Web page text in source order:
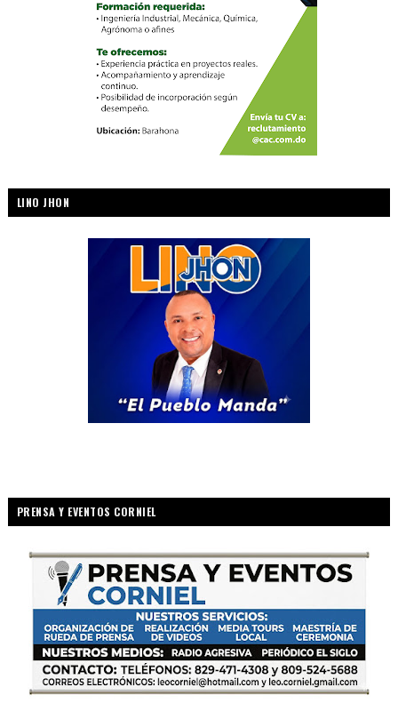
LINO JHON
PRENSA Y EVENTOS CORNIEL